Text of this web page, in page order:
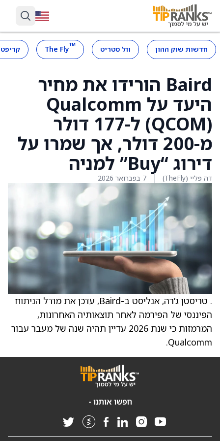
חדשות שוק ההון וול סטריט ™
The Fly
Baird הורידו את מחיר
היעד על Qualcomm
(QCOM) ל-177 דולר
מ-200 דולר, אך שמרו על
דירוג “Buy” למניה
דה פליי (TheFly) 7 בפברואר 2026
. טריסטן ג’רה, אנליסט ב-Baird, עדכן את מודל הניתוח
הפיננסי של הפירמה לאחר תוצאותיה האחרונות,
המרמזות כי שנת 2026 עדיין תהיה שנה של מעבר עבור
Qualcomm.
חפשו אותנו -